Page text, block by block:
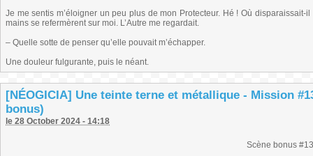
Je me sentis m’éloigner un peu plus de mon Protecteur. Hé ! Où disparaissait-
mains se refermèrent sur moi. L’Autre me regardait.
– Quelle sotte de penser qu’elle pouvait m’échapper.
Une douleur fulgurante, puis le néant.
[NÉOGICIA] Une teinte terne et métallique - Mission
bonus)
le 28 October 2024 - 14:18
Scène bonus #13